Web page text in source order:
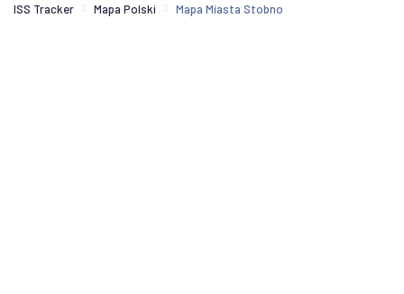
ISS Tracker Mapa Polski Mapa Miasta Stobno